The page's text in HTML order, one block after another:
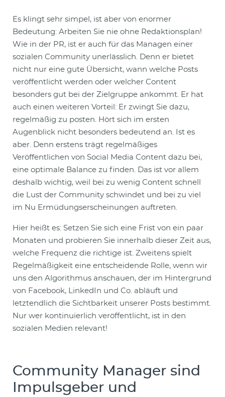
Es klingt sehr simpel, ist aber von enormer
Bedeutung: Arbeiten Sie nie ohne Redaktionsplan!
Wie in der PR, ist er auch für das Managen einer
sozialen Community unerlässlich. Denn er bietet
nicht nur eine gute Übersicht, wann welche Posts
veröffentlicht werden oder welcher Content
besonders gut bei der Zielgruppe ankommt. Er hat
auch einen weiteren Vorteil: Er zwingt Sie dazu,
regelmäßig zu posten. Hört sich im ersten
Augenblick nicht besonders bedeutend an. Ist es
aber. Denn erstens trägt regelmäßiges
Veröffentlichen von Social Media Content dazu bei,
eine optimale Balance zu finden. Das ist vor allem
deshalb wichtig, weil bei zu wenig Content schnell
die Lust der Community schwindet und bei zu viel
im Nu Ermüdungserscheinungen auftreten.
Hier heißt es: Setzen Sie sich eine Frist von ein paar
Monaten und probieren Sie innerhalb dieser Zeit aus,
welche Frequenz die richtige ist. Zweitens spielt
Regelmäßigkeit eine entscheidende Rolle, wenn wir
uns den Algorithmus anschauen, der im Hintergrund
von Facebook, LinkedIn und Co. abläuft und
letztendlich die Sichtbarkeit unserer Posts bestimmt.
Nur wer kontinuierlich veröffentlicht, ist in den
sozialen Medien relevant!
Community Manager sind
Impulsgeber und